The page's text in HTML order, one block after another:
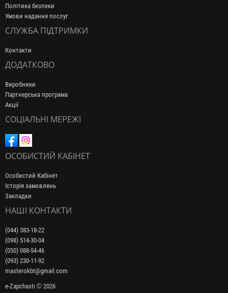
Політика безпеки
Умови надання послуг
СЛУЖБА ПІДТРИМКИ
Контакти
ДОДАТКОВО
Виробники
Партнерська програма
Акції
СОЦІАЛЬНІ МЕРЕЖІ
ОСОБИСТИЙ КАБІНЕТ
Особистий Кабінет
Історія замовлень
Закладки
НАШІ КОНТАКТИ
(044) 383-18-22
(098) 514-30-04
(050) 088-54-46
(093) 230-11-92
masterokbt@gmail.com
e-Zapchasti © 2026